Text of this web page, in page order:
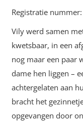
Registratie nummer:
Vily werd samen
kwetsbaar, in een
nog maar een paar
dame hen liggen –
achtergelaten aan
bracht het
opgevangen door